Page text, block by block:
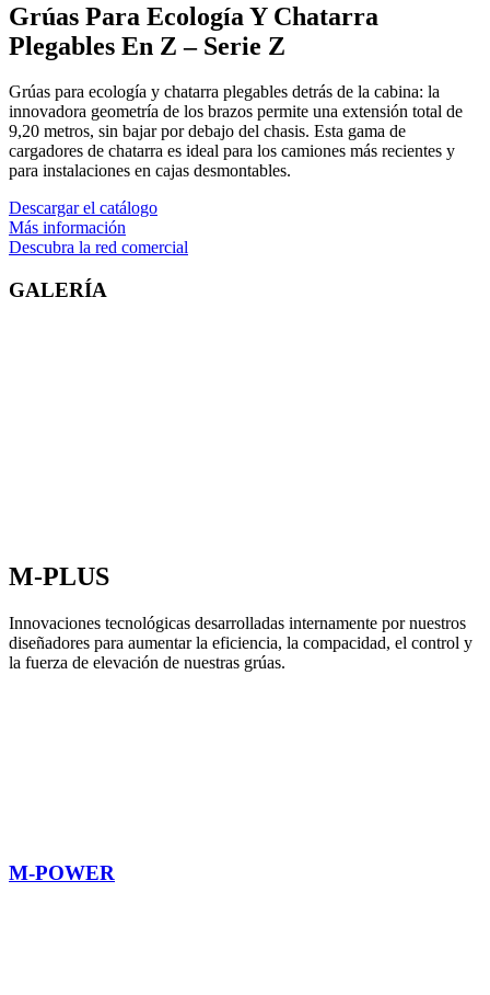
Grúas Para Ecología Y Chatarra
Plegables En Z – Serie Z
Grúas para ecología y chatarra plegables detrás de la cabina: la
innovadora geometría de los brazos permite una extensión total de
9,20 metros, sin bajar por debajo del chasis. Esta gama de
cargadores de chatarra es ideal para los camiones más recientes y
para instalaciones en cajas desmontables.
Descargar el catálogo
Más información
Descubra la red comercial
GALERÍA
M-PLUS
Innovaciones tecnológicas desarrolladas internamente por nuestros
diseñadores para aumentar la eficiencia, la compacidad, el control y
la fuerza de elevación de nuestras grúas.
M-POWER